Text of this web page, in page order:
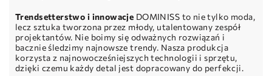
Trendsetterstwo i innowacje DOMINISS to nie tylko moda,
lecz sztuka tworzona przez młody, utalentowany zespół
projektantów. Nie boimy się odważnych rozwiązań i
bacznie śledzimy najnowsze trendy. Nasza produkcja
korzysta z najnowocześniejszych technologii i sprzętu,
dzięki czemu każdy detal jest dopracowany do perfekcji.